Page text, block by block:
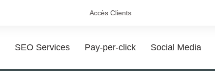
Accès Clients
SEO Services Pay-per-click Social Media